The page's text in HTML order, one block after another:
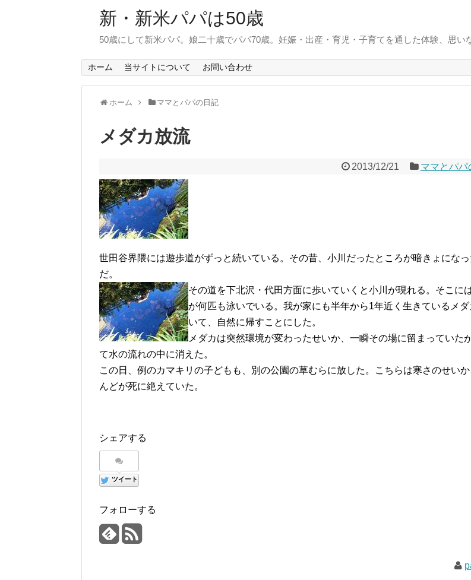
新・新米パパは50歳
50歳にして新米パパ。娘二十歳でパパ70歳。妊娠・出産・育児・子育てを通した体験、思い
ホーム 当サイトについて お問い合わせ
ホーム ママとパパの日記
メダカ放流
2013/12/21 ママとパパ
世田谷界隈には遊歩道がずっと続いている。その昔、小川だったところが暗きょにな
だ。
その道を下北沢・代田方面に歩いていくと小川が現れる。そこに
が何匹も泳いでいる。我が家にも半年から1年近く生きているメ
いて、自然に帰すことにした。
メダカは突然環境が変わったせいか、一瞬その場に留まっていた
て水の流れの中に消えた。
この日、例のカマキリの子どもも、別の公園の草むらに放した。こちらは寒さのせいか
んどが死に絶えていた。
シェアする
ツイート
フォローする